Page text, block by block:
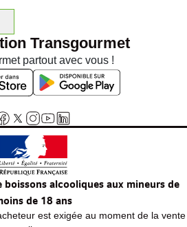
Transgourmet
partout avec vous !
alcooliques aux mineurs de
de 18 ans
est exigée au moment de la vente